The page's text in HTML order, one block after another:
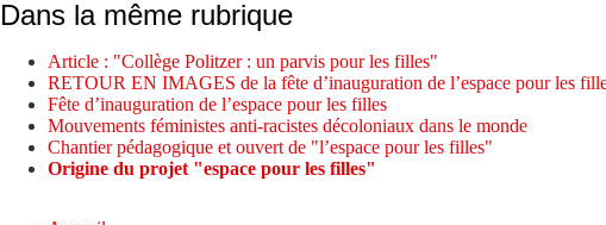
Dans la même rubrique
Article : "Collège Politzer : un parvis pour les filles"
RETOUR EN IMAGES de la fête d’inauguration de l’espace pour les
Fête d’inauguration de l’espace pour les filles
Mouvements féministes anti-racistes décoloniaux dans le monde
Chantier pédagogique et ouvert de "l’espace pour les filles"
Origine du projet "espace pour les filles"